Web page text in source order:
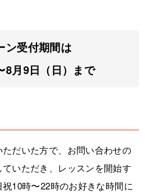
ン受付期間は
8月9日（日）まで
だいた方で、お問い合わせの
いただき、レッスンを開始す
10時〜22時のお好きな時間に